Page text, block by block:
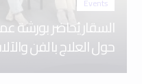
Events
السقار يُحاضر بورشة
حول العلاج بالفن